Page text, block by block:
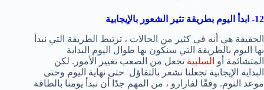
12- ابدأ اليوم بطريقة تثير الشعور بالإيجابية
الحقيقة هي أنه في كثير من الحالات ، ترتبط الطريقة التي نبدأ
بها اليوم بالطريقة التي سنكون بها طوال اليوم البداية
المتشائمة أو السلبية تجعل من الصعب تغيير الأمور. لكن
البداية الإيجابية تجعلنا نشعر بالتفاؤل حتى نهاية اليوم وحتى
موعد النوم. وفقًا لفارارو ، من المهم جدًا أن نبدأ يومنا بالطاقة